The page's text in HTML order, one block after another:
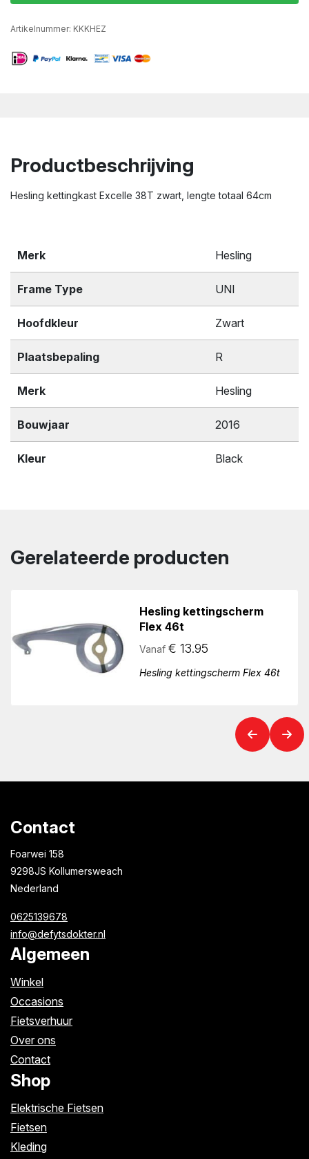
Artikelnummer: KKKHEZ
Productbeschrijving
Hesling kettingkast Excelle 38T zwart, lengte totaal 64cm
Merk Hesling
Frame Type UNI
Hoofdkleur Zwart
Plaatsbepaling R
Merk Hesling
Bouwjaar 2016
Kleur Black
Gerelateerde producten
Hesling kettingscherm
Flex 46t
Vanaf € 13.95
Hesling kettingscherm Flex 46t
Contact
Foarwei 158
9298JS Kollumersweach
Nederland
0625139678
info@defytsdokter.nl
Algemeen
Winkel
Occasions
Fietsverhuur
Over ons
Contact
Shop
Elektrische Fietsen
Fietsen
Kleding